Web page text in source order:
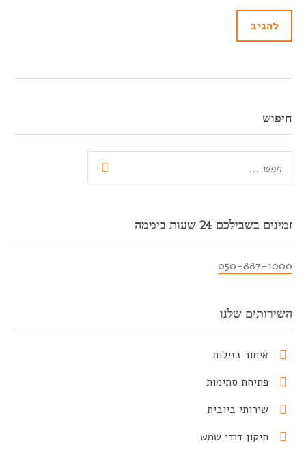
חיפוש
זמינים בשבילכם 24 שעות ביממה
050-887-1000
השירותים שלנו
איתור נזילות
פתיחת סתימות
שירותי ביובית
תיקון דודי שמש